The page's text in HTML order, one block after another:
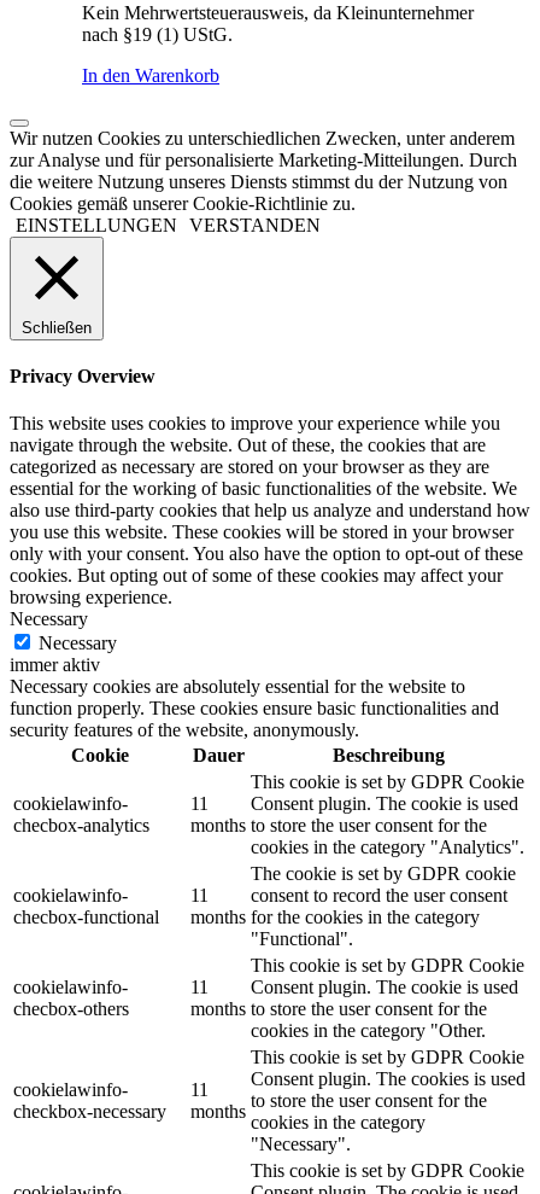
Kein Mehrwertsteuerausweis, da Kleinunternehmer
nach §19 (1) UStG.
In den Warenkorb
Wir nutzen Cookies zu unterschiedlichen Zwecken, unter anderem
zur Analyse und für personalisierte Marketing-Mitteilungen. Durch
die weitere Nutzung unseres Diensts stimmst du der Nutzung von
Cookies gemäß unserer Cookie-Richtlinie zu.
EINSTELLUNGEN
VERSTANDEN
Schließen
Privacy Overview
This website uses cookies to improve your experience while you
navigate through the website. Out of these, the cookies that are
categorized as necessary are stored on your browser as they are
essential for the working of basic functionalities of the website. We
also use third-party cookies that help us analyze and understand how
you use this website. These cookies will be stored in your browser
only with your consent. You also have the option to opt-out of these
cookies. But opting out of some of these cookies may affect your
browsing experience.
Necessary
Necessary
immer aktiv
Necessary cookies are absolutely essential for the website to
function properly. These cookies ensure basic functionalities and
security features of the website, anonymously.
Cookie
Dauer Beschreibung
cookielawinfo-
checbox-analytics
11
months
This cookie is set by GDPR Cookie
Consent plugin. The cookie is used
to store the user consent for the
cookies in the category "Analytics".
cookielawinfo-
checbox-functional
11
months
The cookie is set by GDPR cookie
consent to record the user consent
for the cookies in the category
"Functional".
cookielawinfo-
checbox-others
11
months
This cookie is set by GDPR Cookie
Consent plugin. The cookie is used
to store the user consent for the
cookies in the category "Other.
cookielawinfo-
checkbox-necessary
11
months
This cookie is set by GDPR Cookie
Consent plugin. The cookies is used
to store the user consent for the
cookies in the category
"Necessary".
This cookie is set by GDPR Cookie